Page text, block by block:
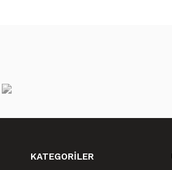
KATEGORİLER